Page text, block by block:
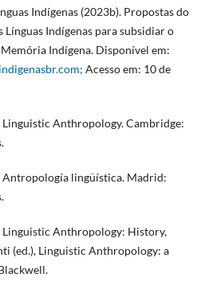
Indígenas (2023b). Propostas do
Línguas Indígenas para subsidiar o
Indígena. Disponível em:
Acesso em: 10 de
Anthropology. Cambridge:
Antropología lingüística. Madrid:
Linguistic Anthropology: History,
(ed.), Linguistic Anthropology: a